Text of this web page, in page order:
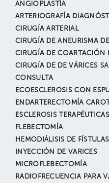
ANGIOPLASTÍA
CIRUGÍA ARTERIAL
CIRUGÍA DE ANEURISMA
CIRUGÍA DE COARTACIÓN
CIRUGÍA DE DE VÁRICES
CONSULTA
ECOESCLEROSIS CON
ENDARTERECTOMÍA
FLEBECTOMÍA
HEMODIÁLISIS DE
INYECCIÓN DE VARICES
MICROFLEBECTOMÍA
RADIOFRECUENCIA PARA